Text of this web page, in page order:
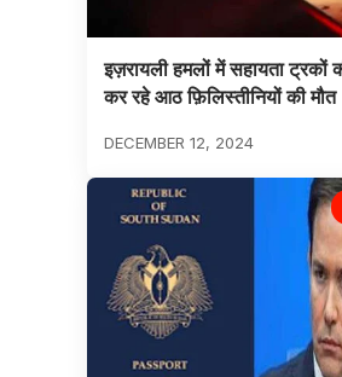
इज़रायली हमलों में सहायता ट्रकों
कर रहे आठ फ़िलिस्तीनियों की मौत
DECEMBER 12, 2024